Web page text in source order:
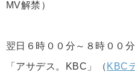
MV解禁）
翌日６時００分～８時００分
「アサデス。KBC」（ KBC